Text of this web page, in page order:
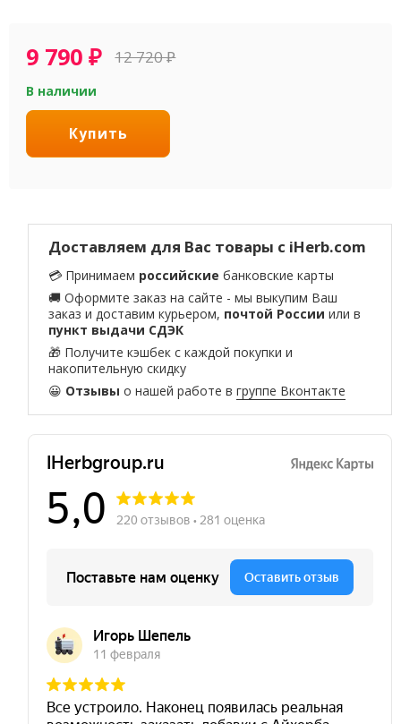
9 790₽ 12 720₽
В наличии
Купить
Доставляем для Вас товары с iHerb.com
💳 Принимаем российские банковские карты
🚚 Оформите заказ на сайте - мы выкупим Ваш
заказ и доставим курьером, почтой России или в
пункт выдачи СДЭК
🎁 Получите кэшбек с каждой покупки и
накопительную скидку
😀 Отзывы о нашей работе вгруппе Вконтакте